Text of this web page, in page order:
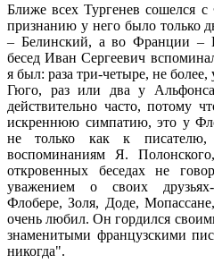
Ближе всех Тургенев сошелся
признанию у него было только
– Белинский, а во Франции –
бесед Иван Сергеевич
я был: раза три-четыре, не
Гюго, раз или два у
действительно часто, потому
искреннюю симпатию, это у
не только как к
воспоминаниям Я.
откровенных беседах не
уважением о своих
Флобере, Золя, Доде,
очень любил. Он гордился
знаменитыми французскими
никогда".